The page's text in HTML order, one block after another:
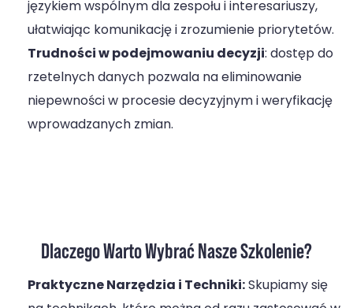
językiem wspólnym dla zespołu i interesariuszy,
ułatwiając komunikację i zrozumienie priorytetów.
Trudności w podejmowaniu decyzji: dostęp do
rzetelnych danych pozwala na eliminowanie
niepewności w procesie decyzyjnym i weryfikację
wprowadzanych zmian.
Dlaczego Warto Wybrać Nasze Szkolenie?
Praktyczne Narzędzia i Techniki: Skupiamy się